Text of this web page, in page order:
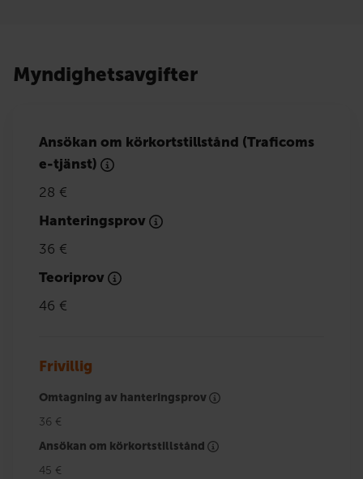
Myndighetsavgifter
Ansökan om körkortstillstånd (Traficoms
e-tjänst)
28 €
Hanteringsprov
36 €
Teoriprov
46 €
Frivillig
Omtagning av hanteringsprov
36 €
Ansökan om körkortstillstånd
45 €